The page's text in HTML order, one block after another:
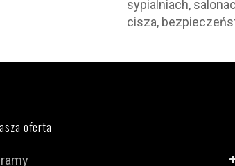
sypialniach,
cisza,
oferta